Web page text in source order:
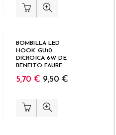
BOMBILLA LED
HOOK GU10
DICROICA 6W DE
BENEITO FAURE
5,70 € 9,50 €